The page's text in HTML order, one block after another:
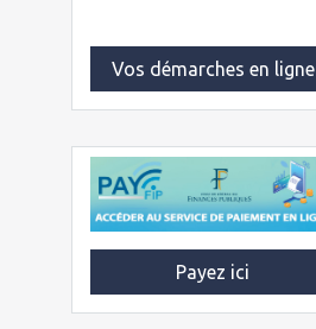
Vos démarches en ligne
Payez ici